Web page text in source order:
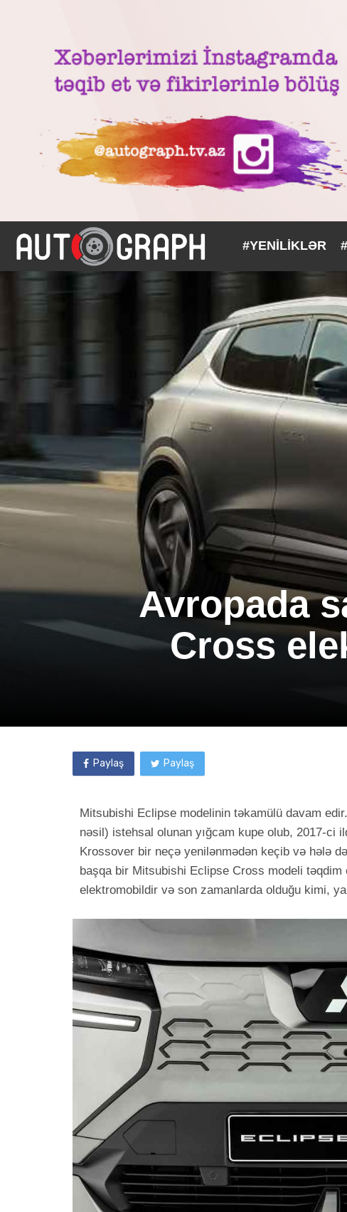
#YENİLİKLƏR
Avropada
Cross
Paylaş Paylaş
Mitsubishi Eclipse modelinin təkamülü davam
nəsil) istehsal olunan yığcam kupe olub, 2017-ci
Krossover bir neçə yenilənmədən keçib və hələ
başqa bir Mitsubishi Eclipse Cross modeli
elektromobildir və son zamanlarda olduğu kimi,